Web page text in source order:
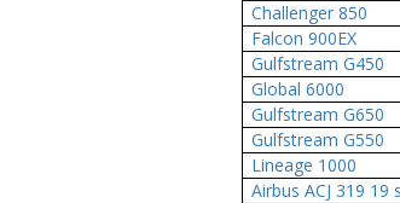
Challenger 850
Falcon 900EX
Gulfstream G450
Global 6000
Gulfstream G650
Gulfstream G550
Lineage 1000
Airbus ACJ 319 19